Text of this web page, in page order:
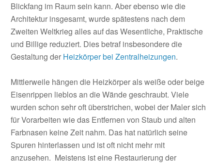
Blickfang im Raum sein kann. Aber ebenso wie die
Architektur insgesamt, wurde spätestens nach dem
Zweiten Weltkrieg alles auf das Wesentliche, Praktische
und Billige reduziert. Dies betraf insbesondere die
Gestaltung der Heizkörper bei Zentralheizungen.
Mittlerweile hängen die Heizkörper als weiße oder beige
Eisenrippen lieblos an die Wände geschraubt. Viele
wurden schon sehr oft überstrichen, wobei der Maler sich
für Vorarbeiten wie das Entfernen von Staub und alten
Farbnasen keine Zeit nahm. Das hat natürlich seine
Spuren hinterlassen und ist oft nicht mehr mit
anzusehen. Meistens ist eine Restaurierung der